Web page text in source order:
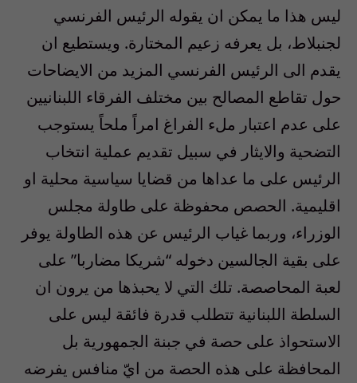
ليس هذا ما يمكن ان يقوله الرئيس الفرنسي
لجنبلاط، بل يعرفه زعيم المختارة. ويستطيع ان
يقدم الى الرئيس الفرنسي المزيد من الايضاحات
حول تقاطع المصالح بين مختلف الفرقاء اللبنانيين
على عدم اعتبار ملء الفراغ امراً ملحاً يستوجب
التضحية والايثار في سبيل تقديم عملية انتخاب
الرئيس على ما عداها من قضايا سياسية محلية او
اقليمية. الحصص محفوظة على طاولة مجلس
الوزراء، وربما غياب الرئيس عن هذه الطاولة يوفر
على بقية الجالسين دخوله “شريكا مضاربا” على
لعبة المحاصصة. تلك التي لا يحبذها من يرون ان
السلطة اللبنانية تتطلب قدرة فائقة ليس على
الاستحواذ على حصة في جبنة الجمهورية بل
المحافظة على هذه الحصة من ايّ منافس يفرضه